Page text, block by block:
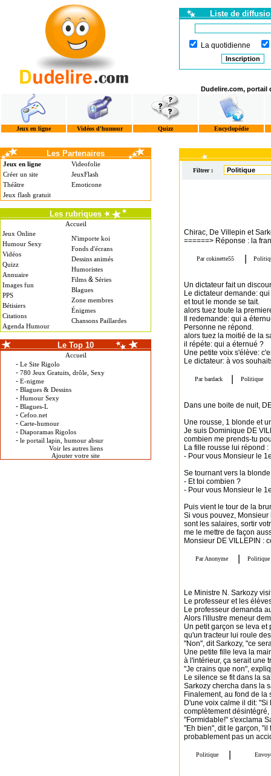
Liste de
La quotidienne
Dudelire.com, portail
Jeux en ligne Vidéos d'humour Quizz Encyclopédie
Les Partenaires
Jeux en ligne
Créer un site
Théâtre
Jeux flash gratuit
Videofolie
JeuxFlash
Emoticone
Les rubriques
Accueil
Jeux Online
Humour Sexy
Vidéos
Quizz
Annuaire
Images fun
PPS
Bétisiers
Citations
Agenda Humour
N'importe koi
Fonds d'écrans
Dessins animés
Humoristes
Films & Séries
Blagues
Zone membres
Énigmes
Chansons Paillardes
Le Top 10
Accueil
- Le Site Rigolo
- 780 Jeux Gratuits, drôle, Sexy
- E-nigme
- Blagues & Dessins
- Humour Sexy
- Blagues-L
- Cefoo.net
- Carte-humour
- Diaporamas Rigolos
- le portail lapin, humour absur
Voir les autres liens
Ajouter votre site
Filtrer :
Chirac, De Villepin et
======> Réponse : la
Un dictateur fait un
Le dictateur demande:
et tout le monde se tait.
alors tuez toute la
Il redemande: qui a
Personne ne répond.
alors tuez la moitié de la
il répéte: qui a éternué ?
Une petite voix s'élève:
Le dictateur: à vos
Dans une boite de nuit,
Une rousse, 1 blonde et
Je suis Dominique DE
combien me prends-tu
La fille rousse lui répond :
- Pour vous Monsieur le
Se tournant vers la blonde
- Et toi combien ?
- Pour vous Monsieur le
Puis vient le tour de la
Si vous pouvez,
sont les salaires, sortir
me le mettre de façon
Monsieur DE VILLEPIN :
Le Ministre N. Sarkozy
Le professeur et les
Le professeur demanda
Alors l'illustre meneur
Un petit garçon se leva et
qu'un tracteur lui roule
"Non", dit Sarkozy, "ce
Une petite fille leva la
à l'intérieur, ça serait une
"Je crains que non",
Le silence se fit dans la
Sarkozy chercha dans la
Finalement, au fond de la
D'une voix calme il dit:
complètement
"Formidable!" s'exclama
"Eh bien", dit le garçon,
probablement pas un